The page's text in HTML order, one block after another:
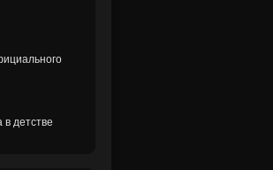
детстве